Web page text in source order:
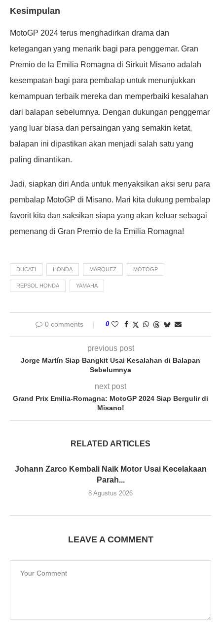
Kesimpulan
MotoGP 2024 terus menghadirkan drama dan
ketegangan yang menarik bagi para penggemar. Gran
Premio de la Emilia Romagna di Sirkuit Misano adalah
kesempatan bagi para pembalap untuk menunjukkan
kemampuan terbaik mereka dan memperbaiki kesalahan
dari balapan sebelumnya. Dengan dukungan penggemar
yang luar biasa dan persaingan yang semakin ketat,
balapan ini dipastikan akan menjadi salah satu yang
paling dinantikan.
Jadi, siapkan diri Anda untuk menyaksikan aksi seru para
pembalap MotoGP di Misano. Mari kita dukung pembalap
favorit kita dan saksikan siapa yang akan keluar sebagai
pemenang di Gran Premio de la Emilia Romagna!
DUCATI HONDA MARQUEZ MOTOGP
REPSOL HONDA YAMAHA
0 comments 0
previous post
Jorge Martín Siap Bangkit Usai Kesalahan di Balapan
Sebelumnya
next post
Grand Prix Emilia-Romagna: MotoGP 2024 Siap Bergulir di
Misano!
RELATED ARTICLES
Johann Zarco Kembali Naik Motor Usai Kecelakaan
Parah...
8 Agustus 2026
LEAVE A COMMENT